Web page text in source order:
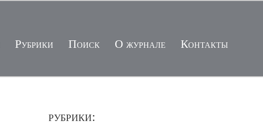
Рубрики Поиск О журнале Контакты
рубрики: